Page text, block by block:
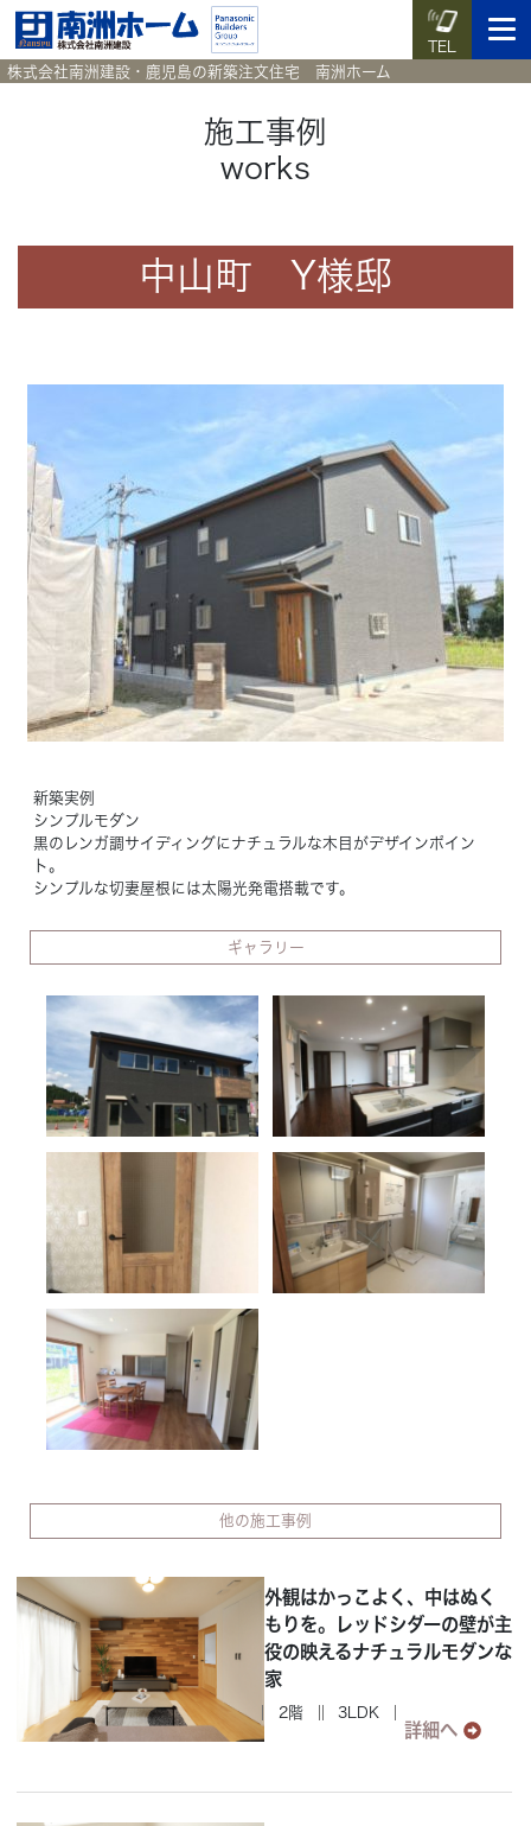
TEL
ホーム
Voice
Blog 暮らしのコラム
Concept コンセプト
Techno EX テクノストラクチャーEX
株式会社南洲建設・鹿児島の新築注文住宅 南洲ホーム
施工事例
works
中山町 Y様邸
新築実例
シンプルモダン
黒のレンガ調サイディングにナチュラルな木目がデザインポイン
ト。
シンプルな切妻屋根には太陽光発電搭載です。
ギャラリー
他の施工事例
外観はかっこよく、中はぬく
もりを。レッドシダーの壁が主
役の映えるナチュラルモダンな
家
2階 3LDK
詳細へ